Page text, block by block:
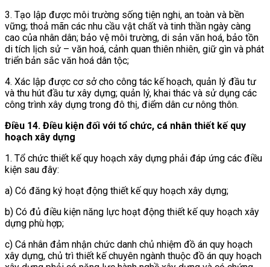
3. Tạo lập được môi trường sống tiện nghi, an toàn và bền
vững; thoả mãn các nhu cầu vật chất và tinh thần ngày càng
cao của nhân dân; bảo vệ môi trường, di sản văn hoá, bảo tồn
di tích lịch sử – văn hoá, cảnh quan thiên nhiên, giữ gìn và phát
triển bản sắc văn hoá dân tộc;
4. Xác lập được cơ sở cho công tác kế hoạch, quản lý đầu tư
và thu hút đầu tư xây dựng; quản lý, khai thác và sử dụng các
công trình xây dựng trong đô thị, điểm dân cư nông thôn.
Điều 14. Điều kiện đối với tổ chức, cá nhân thiết kế quy
hoạch xây dựng
1. Tổ chức thiết kế quy hoạch xây dựng phải đáp ứng các điều
kiện sau đây:
a) Có đăng ký hoạt động thiết kế quy hoạch xây dựng;
b) Có đủ điều kiện năng lực hoạt động thiết kế quy hoạch xây
dựng phù hợp;
c) Cá nhân đảm nhận chức danh chủ nhiệm đồ án quy hoạch
xây dựng, chủ trì thiết kế chuyên ngành thuộc đồ án quy hoạch